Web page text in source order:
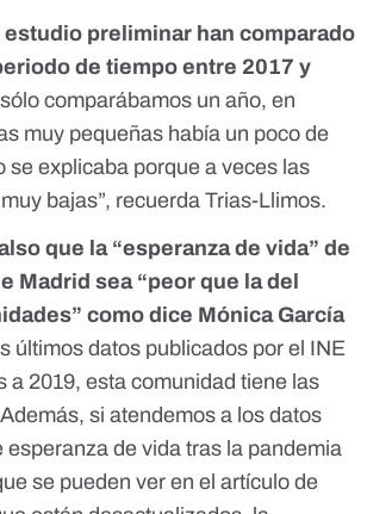
estudio preliminar han comparado
de tiempo entre 2017 y
comparábamos un año, en
muy pequeñas había un poco de
se explicaba porque a veces las
bajas”, recuerda Trias-Llimos.
que la “esperanza de vida” de
Madrid sea “peor que la del
como dice Mónica García
últimos datos publicados por el INE
a 2019, esta comunidad tiene las
si atendemos a los datos
esperanza de vida tras la pandemia
se pueden ver en el artículo de